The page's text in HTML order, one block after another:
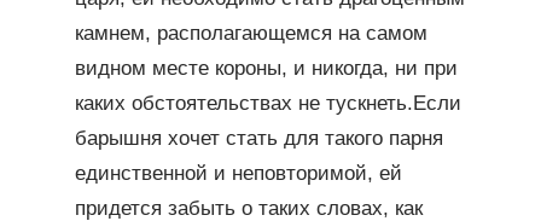
камнем, располагающемся на самом
видном месте короны, и никогда, ни при
каких обстоятельствах не тускнеть.Если
барышня хочет стать для такого парня
единственной и неповторимой, ей
придется забыть о таких словах, как